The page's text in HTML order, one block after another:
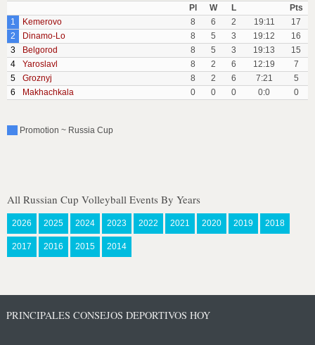
Pl
W L
Pts
1
Kemerovo 8 6 2 19:11
17
2
Dinamo-Lo 8 5 3 19:12
16
3
Belgorod 8 5 3 19:13
15
4
Yaroslavl 8 2 6 12:19
7
5
Groznyj 8 2 6 7:21
5
6
Makhachkala 0 0 0 0:0 0
Promotion ~ Russia Cup
All Russian Cup Volleyball Events By Years
2026 2025 2024 2023 2022 2021 2020 2019 2018
2017 2016 2015 2014
PRINCIPALES CONSEJOS DEPORTIVOS HOY